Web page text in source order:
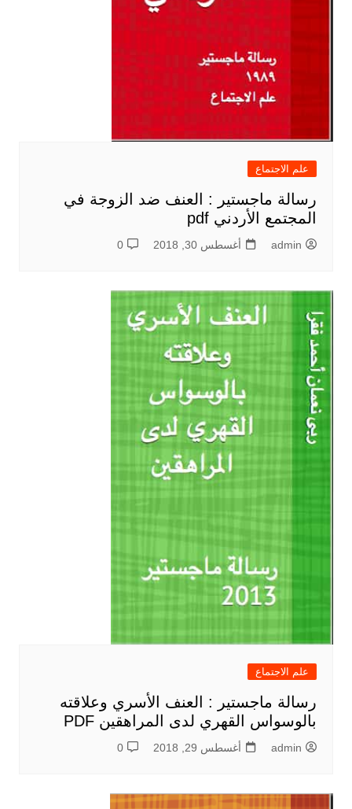
علم الاجتماع
رسالة ماجستير : العنف ضد الزوجة في
المجتمع الأردني pdf
admin أغسطس 30, 2018 0
علم الاجتماع
رسالة ماجستير : العنف الأسري وعلاقته
بالوسواس القهري لدى المراهقين PDF
admin أغسطس 29, 2018 0